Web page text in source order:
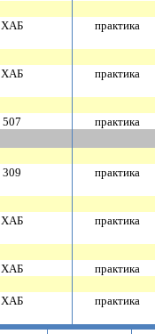
ХАБ практика
ХАБ практика
507 практика
309 практика
ХАБ практика
ХАБ практика
ХАБ практика